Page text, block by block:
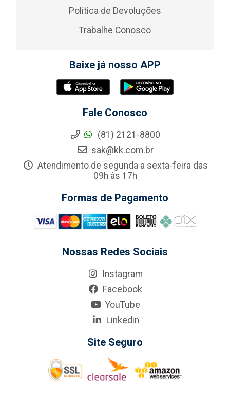
Política de Devoluções
Trabalhe Conosco
Baixe já nosso APP
Fale Conosco
(81) 2121-8800
sak@kk.com.br
Atendimento de segunda a sexta-feira das
09h às 17h
Formas de Pagamento
Nossas Redes Sociais
Instagram
Facebook
YouTube
Linkedin
Site Seguro